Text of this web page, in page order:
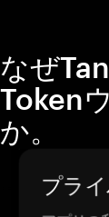
なぜ
Token
か。
プラ